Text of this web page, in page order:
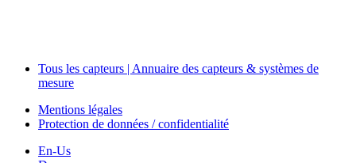
Tous les capteurs | Annuaire des capteurs & systèmes de
mesure
Mentions légales
Protection de données / confidentialité
En-Us